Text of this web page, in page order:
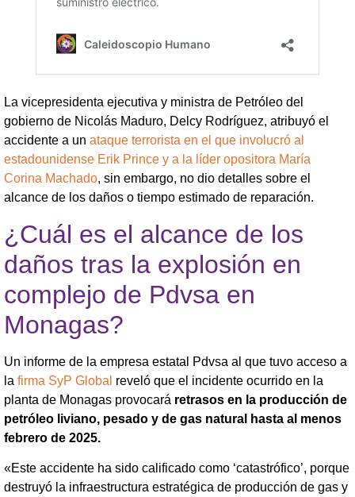
La vicepresidenta ejecutiva y ministra de Petróleo del
gobierno de Nicolás Maduro, Delcy Rodríguez, atribuyó el
accidente a un ataque terrorista en el que involucró al
estadounidense Erik Prince y a la líder opositora María
Corina Machado, sin embargo, no dio detalles sobre el
alcance de los daños o tiempo estimado de reparación.
¿Cuál es el alcance de los
daños tras la explosión en
complejo de Pdvsa en
Monagas?
Un informe de la empresa estatal Pdvsa al que tuvo acceso a
la firma SyP Global reveló que el incidente ocurrido en la
planta de Monagas provocará retrasos en la producción de
petróleo liviano, pesado y de gas natural hasta al menos
febrero de 2025.
«Este accidente ha sido calificado como ‘catastrófico’, porque
destruyó la infraestructura estratégica de producción de gas y